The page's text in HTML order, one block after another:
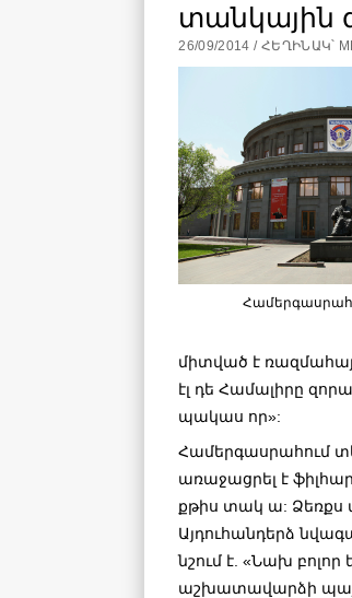
տանկային
26/09/2014 / ՀԵՂԻՆԱԿ՝
միտված է
էլ դե Համալիրը
պակաս որ»:
Համերգասրահում
առաջացրել է
քթիս տակ ա: Ձեռքս
Այդուհանդերձ
նշում է. «Նախ
աշխատավարձի